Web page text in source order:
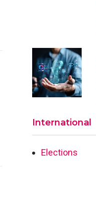
International
Elections